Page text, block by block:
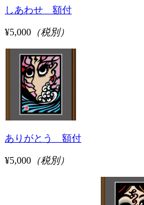
しあわせ 額付
¥5,000 （税別）
ありがとう 額付
¥5,000 （税別）